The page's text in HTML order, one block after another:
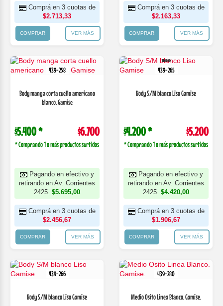
Comprá en 3 cuotas de
$2.713,33
COMPRAR VER MÁS
Comprá en 3 cuotas de
$2.163,33
COMPRAR VER MÁS
439-258
Body manga corta cuello americano
blanco. Gamise
$5.400 * $6.700
* Comprando 1 o más productos surtidos
Pagando en efectivo y
retirando en Av. Corrientes
2425: $5.695,00
Comprá en 3 cuotas de
$2.456,67
COMPRAR VER MÁS
439-265
Body S/M blanco Liso Gamise
$4.200 * $5.200
* Comprando 1 o más productos surtidos
Pagando en efectivo y
retirando en Av. Corrientes
2425: $4.420,00
Comprá en 3 cuotas de
$1.906,67
COMPRAR VER MÁS
439-266
Body S/M blanco Liso Gamise
439-280
Medio Osito Linea Blanco. Gamise.